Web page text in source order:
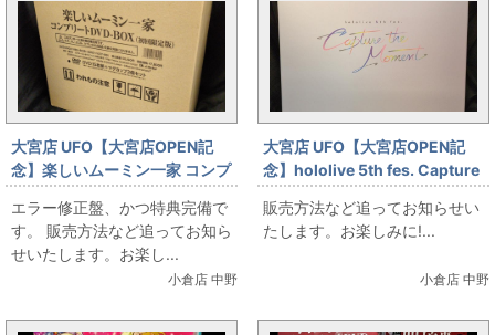
大宮店 UFO【大宮店OPEN記
念】楽しいムーミン一家 コンプ
リートDVD-BOX 限定版
エラー修正盤、かつ特典完備で
す。 販売方法など追ってお知ら
せいたします。お楽し...
小倉店 中野
大宮店 UFO【大宮店OPEN記
念】hololive 5th fes. Capture
the Moment Blu-ray
販売方法など追ってお知らせい
たします。お楽しみに!...
小倉店 中野